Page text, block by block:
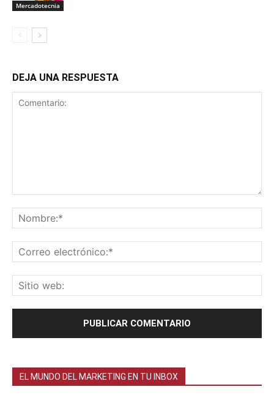
Mercadotecnia
DEJA UNA RESPUESTA
EL MUNDO DEL MARKETING EN TU INBOX